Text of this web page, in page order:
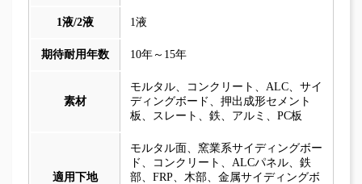
1液/2液 1液
期待耐用年数 10年～15年
素材
モルタル、コンクリート、ALC、サイ
ディングボード、押出成形セメント
板、スレート、鉄、アルミ、PC板
適用下地
モルタル面、窯業系サイディングボー
ド、コンクリート、ALCパネル、鉄
部、FRP、木部、金属サイディングボ